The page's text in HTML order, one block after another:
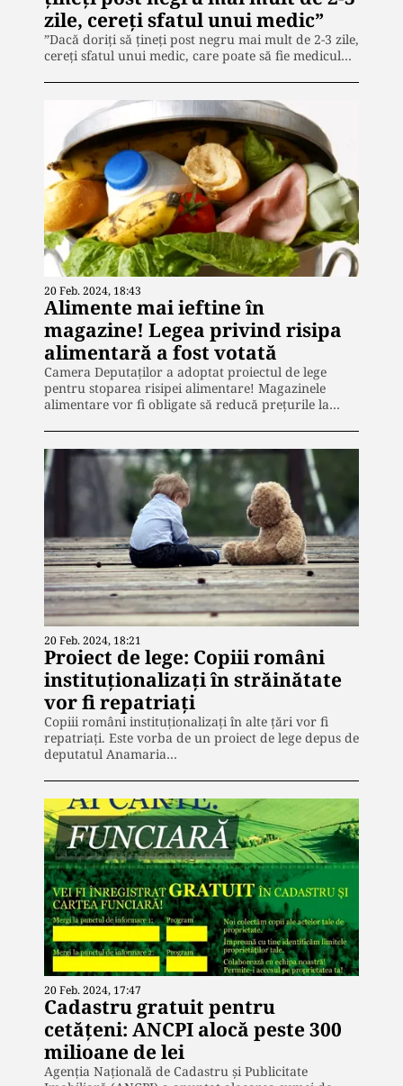
zile, cereți sfatul unui medic”
”Dacă doriți să țineți post negru mai mult de 2-3 zile,
cereți sfatul unui medic, care poate să fie medicul…
20 Feb. 2024, 18:43
Alimente mai ieftine în
magazine! Legea privind risipa
alimentară a fost votată
Camera Deputaţilor a adoptat proiectul de lege
pentru stoparea risipei alimentare! Magazinele
alimentare vor fi obligate să reducă prețurile la…
20 Feb. 2024, 18:21
Proiect de lege: Copiii români
instituționalizați în străinătate
vor fi repatriați
Copiii români instituționalizați în alte țări vor fi
repatriați. Este vorba de un proiect de lege depus de
deputatul Anamaria…
20 Feb. 2024, 17:47
Cadastru gratuit pentru
cetățeni: ANCPI alocă peste 300
milioane de lei
Agenția Națională de Cadastru și Publicitate